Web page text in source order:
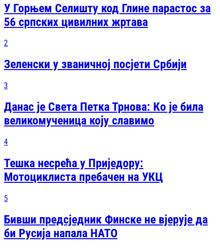
У Горњем Селишту код Глине парастос за
56 српских цивилних жртава
2
Зеленски у званичној посјети Србији
3
Данас је Света Петка Трнова: Ко је била
великомученица коју славимо
4
Тешка несрећа у Приједору:
Мотоциклиста пребачен на УКЦ
5
Бивши предсједник Финске не вјерује да
би Русија напала НАТО